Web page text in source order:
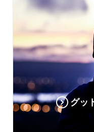
グッ